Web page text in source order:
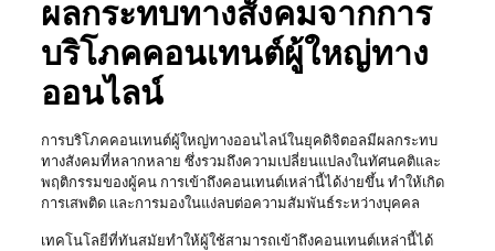
ผลกระทบทางสังคมจากการ
บริโภคคอนเทนต์ผู้ใหญ่ทาง
ออนไลน์
การบริโภคคอนเทนต์ผู้ใหญ่ทางออนไลน์ในยุคดิจิตอลมีผลกระทบ
ทางสังคมที่หลากหลาย ซึ่งรวมถึงความเปลี่ยนแปลงในทัศนคติและ
พฤติกรรมของผู้คน การเข้าถึงคอนเทนต์เหล่านี้ได้ง่ายขึ้น ทำให้เกิด
การเสพติด และการมองในแง่ลบต่อความสัมพันธ์ระหว่างบุคคล
เทคโนโลยีที่ทันสมัยทำให้ผู้ใช้สามารถเข้าถึงคอนเทนต์เหล่านี้ได้